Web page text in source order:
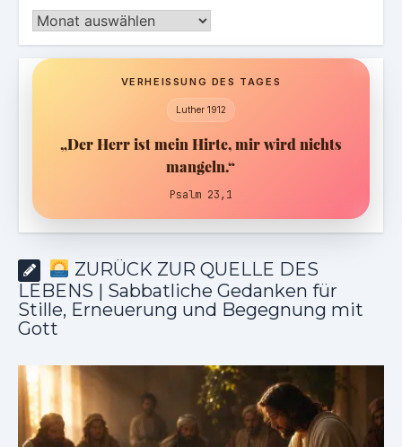
Archiv
VERHEISSUNG DES TAGES
Luther 1912
„Der Herr ist mein Hirte, mir wird nichts
mangeln.“
Psalm 23,1
ZURÜCK ZUR QUELLE DES
LEBENS | Sabbatliche Gedanken für
Stille, Erneuerung und Begegnung mit
Gott